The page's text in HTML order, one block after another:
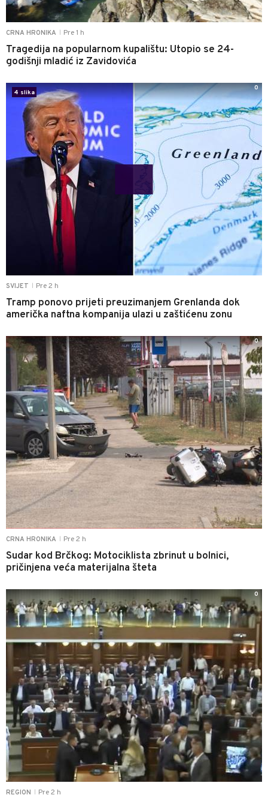
CRNA HRONIKA Pre 1 h
Tragedija na popularnom kupalištu: Utopio se 24-
godišnji mladić iz Zavidovića
SVIJET Pre 2 h
Tramp ponovo prijeti preuzimanjem Grenlanda dok
američka naftna kompanija ulazi u zaštićenu zonu
4 slika
0
CRNA HRONIKA Pre 2 h
Sudar kod Brčkog: Motociklista zbrinut u bolnici,
pričinjena veća materijalna šteta
0
REGION Pre 2 h
0